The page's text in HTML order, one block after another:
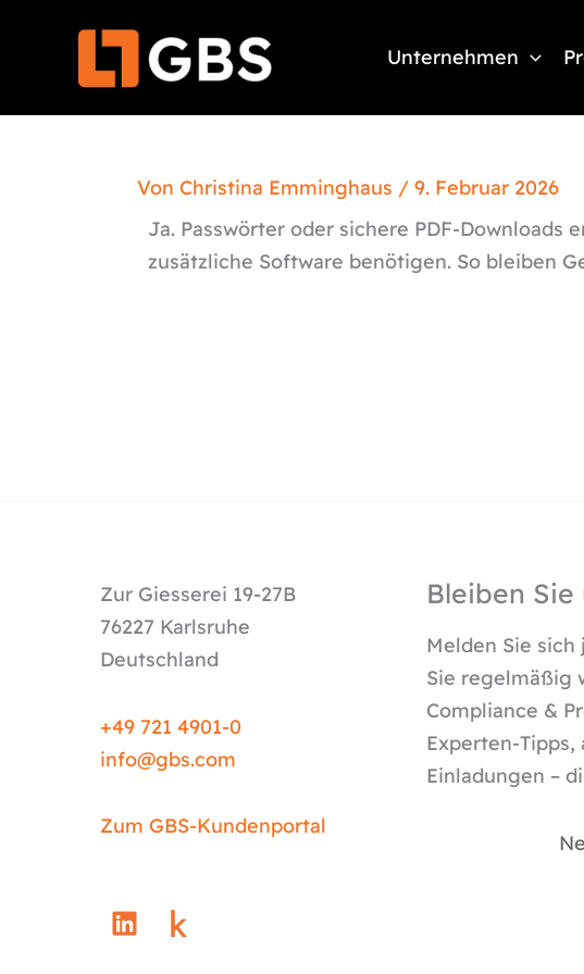
springen
Unternehmen
Von Christina Emminghaus / 9. Februar 2026
Ja. Passwörter oder sichere PDF-
zusätzliche Software benötigen. So bleiben
Zur Giesserei 19-27B
76227 Karlsruhe
Deutschland
+49 721 4901-0
info@gbs.com
Zum GBS-Kundenportal
L
i
Bleiben
Melden Sie
Sie regelmäßig
Compliance &
Experten-
Einladungen –